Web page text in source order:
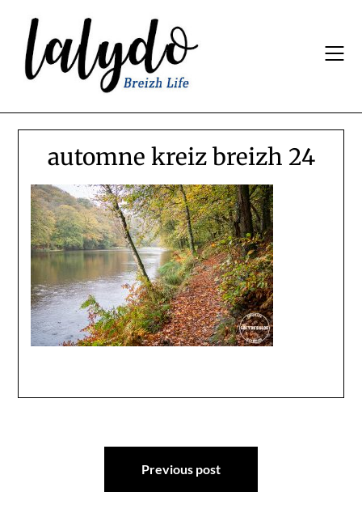
content
automne kreiz breizh 24
Navigation
Previous post